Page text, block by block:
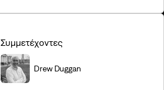
Συμμετέχοντες
Drew Duggan